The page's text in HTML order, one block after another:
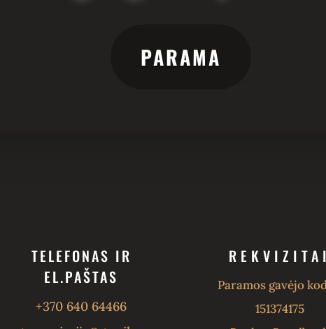
PARAMA
TELEFONAS IR
EL.PAŠTAS
+370 640 64466
REKVIZITAI
Paramos gavėjo
151374175